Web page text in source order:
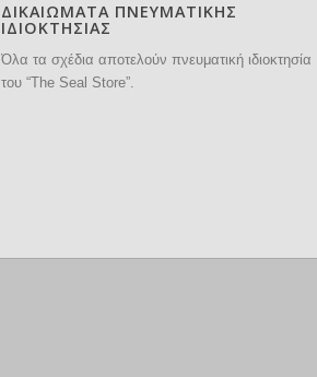
ΔΙΚΑΙΩΜΑΤΑ ΠΝΕΥΜΑΤΙΚΗΣ
ΙΔΙΟΚΤΗΣΙΑΣ
Όλα τα σχέδια αποτελούν πνευματική ιδιοκτησία
του “The Seal Store”.